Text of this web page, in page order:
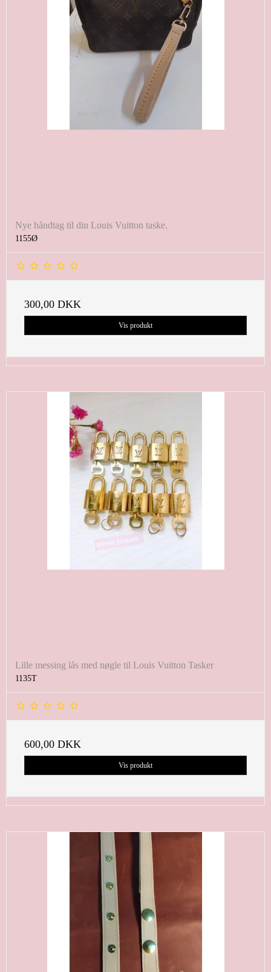
Nye håndtag til din Louis Vuitton taske.
1155Ø
300,00 DKK
Vis produkt
Lille messing lås med nøgle til Louis Vuitton Tasker
1135T
600,00 DKK
Vis produkt